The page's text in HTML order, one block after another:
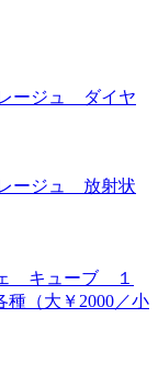
ージュ ダイヤ
ージュ 放射状
ェ キューブ １
（大￥2000／小